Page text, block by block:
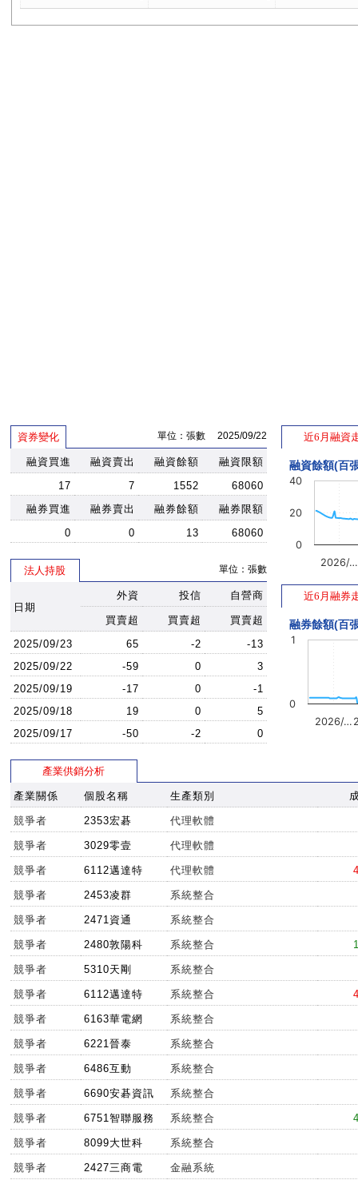
資券變化 單位：張數 2025/09/22
融資買進 融資賣出 融資餘額
融資限額
17
7 1552
68060
融券買進
融券賣出 融券餘額
融券限額
0
0 13 68060
法人持股 單位：張數
日期
外資 投信 自營商
買賣超 買賣超
買賣超
2025/09/23
65 -2
-13
2025/09/22
-59 0
3
2025/09/19
-17 0
-1
2025/09/18
19 0
5
2025/09/17
-50 -2 0
近6月融資
融資餘額(百
2026/…
0
20
40
近6月融券
融券餘額(百
2026/…
0
1
產業供銷分析
產業關係 個股名稱 生產類別
競爭者 2353宏碁 代理軟體
競爭者 3029零壹 代理軟體
競爭者 6112邁達特 代理軟體
競爭者 2453凌群 系統整合
競爭者 2471資通 系統整合
競爭者 2480敦陽科 系統整合
競爭者 5310天剛 系統整合
競爭者 6112邁達特 系統整合
競爭者 6163華電網 系統整合
競爭者 6221晉泰 系統整合
競爭者 6486互動 系統整合
競爭者 6690安碁資訊 系統整合
競爭者 6751智聯服務 系統整合
競爭者 8099大世科 系統整合
競爭者 2427三商電 金融系統